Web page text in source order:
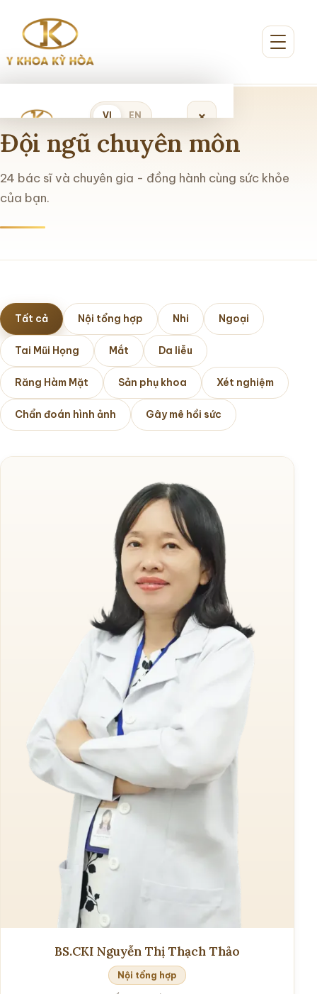
VI EN ×
Đặt lịch khám
Giới thiệu
Dịch vụ
Chuyên khoa
Đội ngũ chuyên môn
24 bác sĩ và chuyên gia - đồng hành cùng sức khỏe
của bạn.
Tất cả Nội tổng hợp Nhi Ngoại
Tai Mũi Họng Mắt Da liễu
Răng Hàm Mặt Sản phụ khoa Xét nghiệm
Chẩn đoán hình ảnh Gây mê hồi sức
BS.CKI Nguyễn Thị Thạch Thảo
Nội tổng hợp